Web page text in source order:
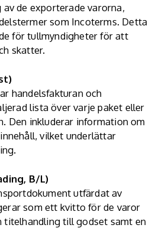
de exporterade varorna,
som Incoterms. Detta
för tullmyndigheter för att
skatter.
handelsfakturan och
lista över varje paket eller
Den inkluderar information om
vilket underlättar
B/L)
utfärdat av
som ett kvitto för de varor
titelhandling till godset samt en